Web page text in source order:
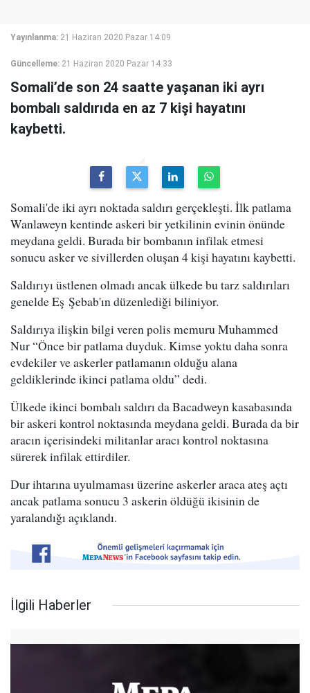
Yayınlanma: 21 Haziran 2020 Pazar 14:09
Güncelleme: 21 Haziran 2020 Pazar 14:33
Somali’de son 24 saatte yaşanan iki ayrı
bombalı saldırıda en az 7 kişi hayatını
kaybetti.
Somali'de iki ayrı noktada saldırı gerçekleşti. İlk patlama
Wanlaweyn kentinde askeri bir yetkilinin evinin önünde
meydana geldi. Burada bir bombanın infilak etmesi
sonucu asker ve sivillerden oluşan 4 kişi hayatını kaybetti.
Saldırıyı üstlenen olmadı ancak ülkede bu tarz saldırıları
genelde Eş Şebab'ın düzenlediği biliniyor.
Saldırıya ilişkin bilgi veren polis memuru Muhammed
Nur “Önce bir patlama duyduk. Kimse yoktu daha sonra
evdekiler ve askerler patlamanın olduğu alana
geldiklerinde ikinci patlama oldu” dedi.
Ülkede ikinci bombalı saldırı da Bacadweyn kasabasında
bir askeri kontrol noktasında meydana geldi. Burada da bir
aracın içerisindeki militanlar aracı kontrol noktasına
sürerek infilak ettirdiler.
Dur ihtarına uyulmaması üzerine askerler araca ateş açtı
ancak patlama sonucu 3 askerin öldüğü ikisinin de
yaralandığı açıklandı.
İlgili Haberler